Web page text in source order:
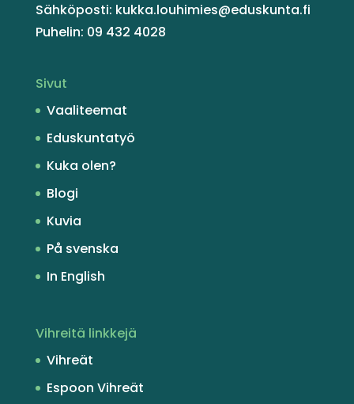
Sähköposti: kukka.louhimies@eduskunta.fi
Puhelin: 09 432 4028
Sivut
Vaaliteemat
Eduskuntatyö
Kuka olen?
Blogi
Kuvia
På svenska
In English
Vihreitä linkkejä
Vihreät
Espoon Vihreät